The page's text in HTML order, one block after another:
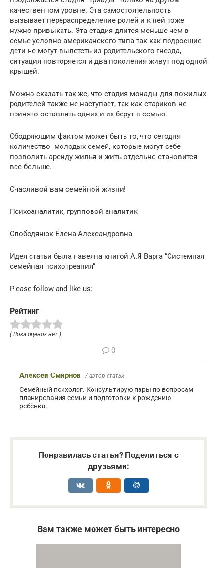
качественном уровне. Эта самостоятельность
вызывает перераспределение ролей и к ней тоже
нужно привыкать. Эта стадия длится меньше чем в
семье условно американского типа так как подросшие
дети не могут вылететь из родительского гнезда,
ситуация повторяется и два поколения живут под одной
крышей.
Можно сказать так же, что стадия монады для пожилых
родителей также не наступает, так как стариков не
принято оставлять одних и их берут в семью.
Ободряющим фактом может быть то, что сегодня
количество молодых семей, которые могут себе
позволить аренду жилья и жить отдельно становится
все больше.
Счасливой вам семейной жизни!
Психоаналитик, групповой аналитик
Слободянюк Елена Александровна
Идея статьи была навеяна книгой А.Я Варга “Системная
семейная психотреапия”
Please follow and like us:
Рейтинг
( Пока оценок нет )
0
Алексей Смирнов / автор статьи
Семейный психолог. Консультирую пары по вопросам
планирования семьи и подготовки к рождению
ребёнка.
Понравилась статья? Поделиться с
друзьями:
Вам также может быть интересно